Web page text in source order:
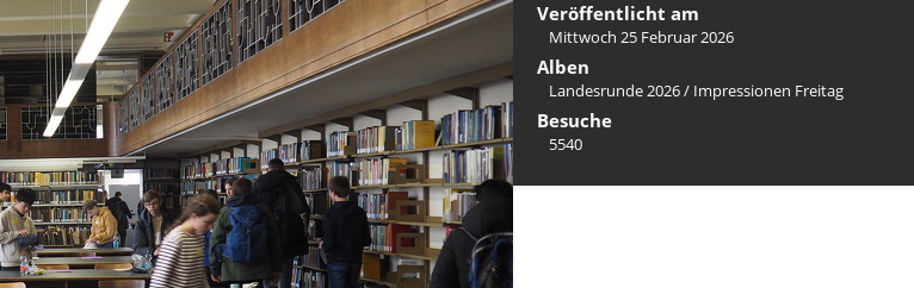
Veröffentlicht am
Mittwoch 25 Februar 2026
Alben
Landesrunde 2026/ Impressionen Freitag
Besuche
5540